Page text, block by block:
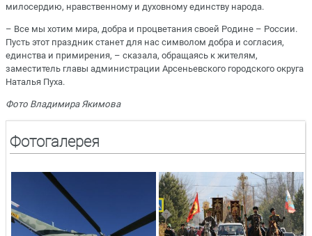
милосердию, нравственному и духовному единству народа.
– Все мы хотим мира, добра и процветания своей Родине – России.
Пусть этот праздник станет для нас символом добра и согласия,
единства и примирения, – сказала, обращаясь к жителям,
заместитель главы администрации Арсеньевского городского округа
Наталья Пуха.
Фото Владимира Якимова
Фотогалерея